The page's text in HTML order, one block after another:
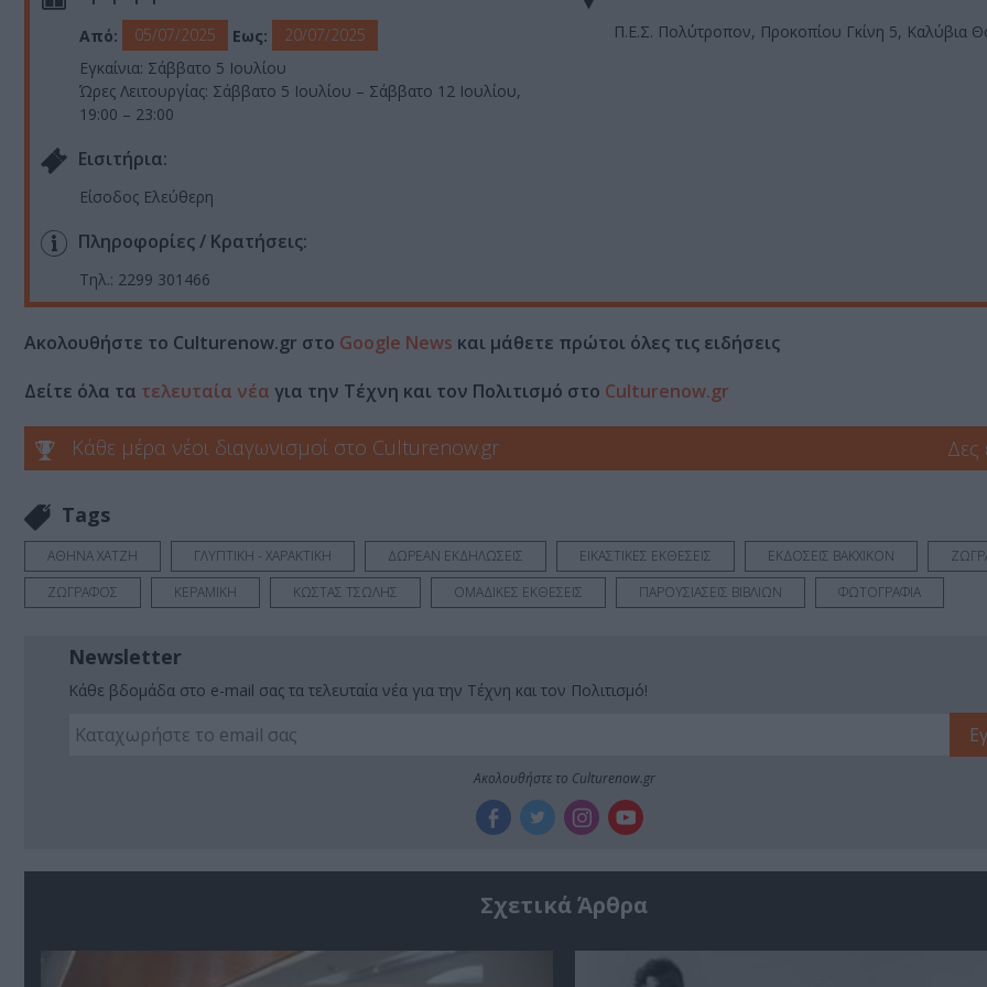
Από: 05/07/2025 Εως:
20/07/2025
Εγκαίνια: Σάββατο 5 Ιουλίου
Ώρες Λειτουργίας: Σάββατο 5 Ιουλίου – Σάββατο 12 Ιουλίου,
19:00 – 23:00
Π.Ε.Σ. Πολύτροπον, Προκοπίου Γκίνη 5, Καλύβια
Eισιτήρια:
Είσοδος Ελεύθερη
Πληροφορίες / Κρατήσεις:
Τηλ.: 2299 301466
Ακολουθήστε το Culturenow.gr στο Google News και μάθετε πρώτοι όλες τις ειδήσεις
Δείτε όλα τα τελευταία νέα για την Τέχνη και τον Πολιτισμό στο Culturenow.gr
Κάθε μέρα νέοι διαγωνισμοί στο Culturenow.gr Δες
Tags
ΑΘΗΝΑ ΧΑΤΖΗ ΓΛΥΠΤΙΚΗ - ΧΑΡΑΚΤΙΚΗ ΔΩΡΕΑΝ ΕΚΔΗΛΩΣΕΙΣ ΕΙΚΑΣΤΙΚΕΣ ΕΚΘΕΣΕΙΣ ΕΚΔΟΣΕΙΣ ΒΑΚΧΙΚΟΝ
ΖΩΓΡΑΦΟΣ
ΚΕΡΑΜΙΚΗ ΚΩΣΤΑΣ ΤΣΩΛΗΣ ΟΜΑΔΙΚΕΣ ΕΚΘΕΣΕΙΣ ΠΑΡΟΥΣΙΑΣΕΙΣ ΒΙΒΛΙΩΝ ΦΩΤΟΓΡΑΦΙΑ
Newsletter
Κάθε βδομάδα στο e-mail σας τα τελευταία νέα για την Τέχνη και τον Πολιτισμό!
Ακολουθήστε το Culturenow.gr
Σχετικά Άρθρα